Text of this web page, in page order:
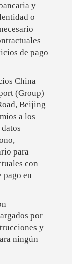
y
o
de pago
China
(Group)
Beijing
a los
para
con
pago en
por
y
ningún